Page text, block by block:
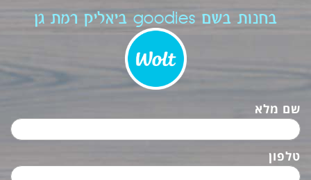
בחנות בשם goodies ביאליק רמת גן
שם מלא
טלפון